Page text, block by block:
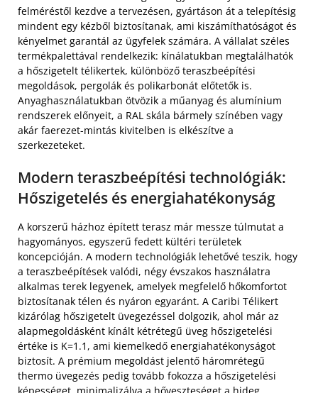
felméréstől kezdve a tervezésen, gyártáson át a telepítésig
mindent egy kézből biztosítanak, ami kiszámíthatóságot és
kényelmet garantál az ügyfelek számára. A vállalat széles
termékpalettával rendelkezik: kínálatukban megtalálhatók
a hőszigetelt télikertek, különböző teraszbeépítési
megoldások, pergolák és polikarbonát előtetők is.
Anyaghasználatukban ötvözik a műanyag és alumínium
rendszerek előnyeit, a RAL skála bármely színében vagy
akár faerezet-mintás kivitelben is elkészítve a
szerkezeteket.
Modern teraszbeépítési technológiák:
Hőszigetelés és energiahatékonyság
A korszerű házhoz épített terasz már messze túlmutat a
hagyományos, egyszerű fedett kültéri területek
koncepcióján. A modern technológiák lehetővé teszik, hogy
a teraszbeépítések valódi, négy évszakos használatra
alkalmas terek legyenek, amelyek megfelelő hőkomfortot
biztosítanak télen és nyáron egyaránt. A Caribi Télikert
kizárólag hőszigetelt üvegezéssel dolgozik, ahol már az
alapmegoldásként kínált kétrétegű üveg hőszigetelési
értéke is K=1.1, ami kiemelkedő energiahatékonyságot
biztosít. A prémium megoldást jelentő háromrétegű
thermo üvegezés pedig tovább fokozza a hőszigetelési